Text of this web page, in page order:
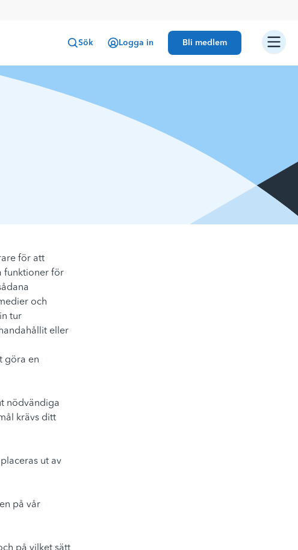
Sök Logga in Bli medlem
för att
funktioner för
och
tur
eller
göra en
nödvändiga
krävs ditt
ut av
på vår